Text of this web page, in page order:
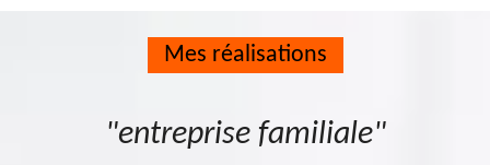
Mes réalisations
"entreprise familiale"